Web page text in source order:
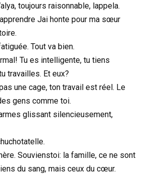
toujours raisonnable, lappela.
Jai honte pour ma sœur
Tout va bien.
Tu es intelligente, tu tiens
travailles. Et eux?
une cage, ton travail est réel. Le
gens comme toi.
glissant silencieusement,
Souvienstoi: la famille, ce ne sont
du sang, mais ceux du cœur.